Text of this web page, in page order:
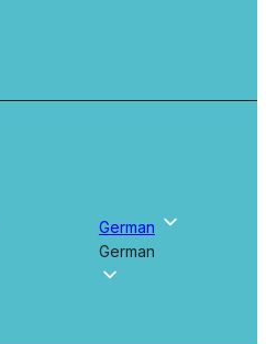
German
German